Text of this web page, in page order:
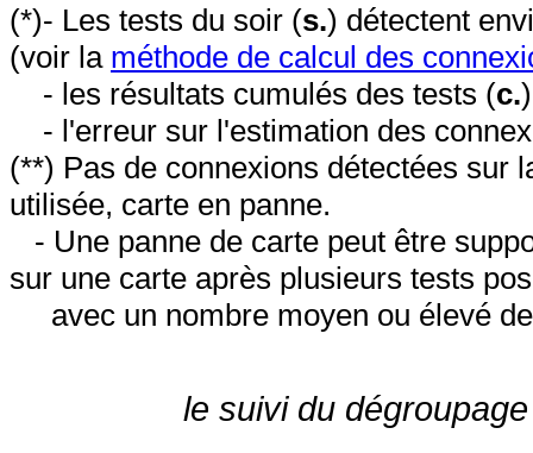
(*)- Les tests du soir (s.) détectent
(voir la méthode de calcul des
- les résultats cumulés des tests (c.
- l'erreur sur l'estimation des
(**) Pas de connexions détectées sur
utilisée, carte en panne.
- Une panne de carte peut être
sur une carte après plusieurs tests
avec un nombre moyen ou élevé
le suivi du